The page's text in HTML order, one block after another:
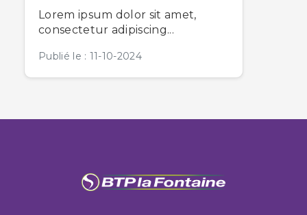
Lorem ipsum dolor sit amet,
consectetur adipiscing...
Publié le : 11-10-2024